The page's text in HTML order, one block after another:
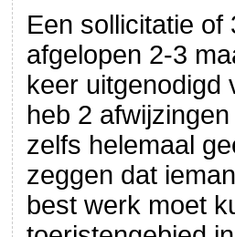
Een sollicitatie of
afgelopen 2-3
keer uitgenodigd
heb 2
zelfs helemaal
zeggen dat
best werk moet